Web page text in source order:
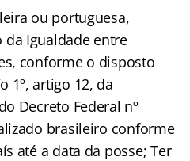
ou portuguesa,
Igualdade entre
conforme o disposto
1º, artigo 12, da
Decreto Federal nº
brasileiro conforme
até a data da posse; Ter